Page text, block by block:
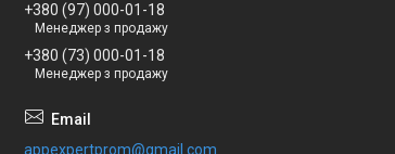
+380 (97) 000-01-18
Менеджер з продажу
+380 (73) 000-01-18
Менеджер з продажу
appexpertprom@gmail.com